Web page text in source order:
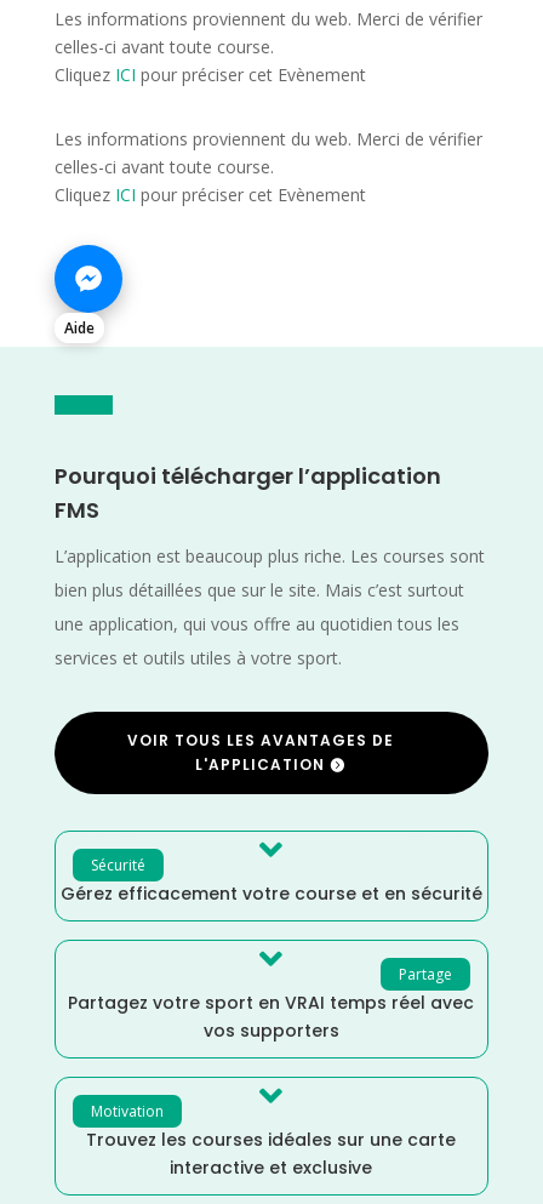
Les informations proviennent du web. Merci de vérifier
celles-ci avant toute course.
Cliquez ICI pour préciser cet Evènement
Les informations proviennent du web. Merci de vérifier
celles-ci avant toute course.
Cliquez ICI pour préciser cet Evènement
Aide
Pourquoi télécharger l’application
FMS
L’application est beaucoup plus riche. Les courses sont
bien plus détaillées que sur le site. Mais c’est surtout
une application, qui vous offre au quotidien tous les
services et outils utiles à votre sport.
VOIR TOUS LES AVANTAGES DE
L'APPLICATION
Sécurité 
Gérez efficacement votre course et en sécurité
Partage

Partagez votre sport en VRAI temps réel avec
vos supporters
Motivation 
Trouvez les courses idéales sur une carte
interactive et exclusive